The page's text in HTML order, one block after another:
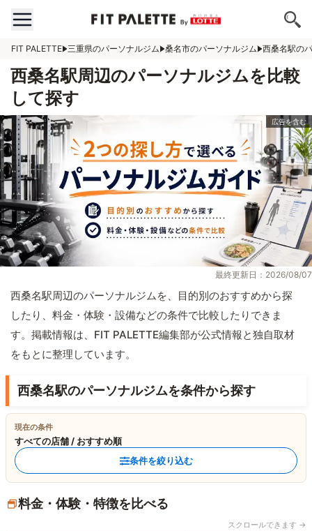
FIT PALETTE 三重県のパーソナルジム 桑名市のパーソナルジム 西桑名駅の
西桑名駅周辺のパーソナルジムを比較
して探す
最終更新日：2026/08/07
西桑名駅周辺のパーソナルジムを、目的別のおすすめから探
したり、料金・体験・設備などの条件で比較したりできま
す。掲載情報は、FIT PALETTE編集部が公式情報と独自取材
をもとに整理しています。
西桑名駅のパーソナルジムを条件から探す
現在の条件
すべての店舗 / おすすめ順
条件を絞り込む
料金・体験・特徴を比べる
スクロールできます →